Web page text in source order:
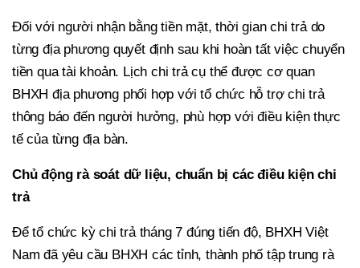
Đối với người nhận bằng tiền mặt, thời gian chi trả do
từng địa phương quyết định sau khi hoàn tất việc chuyển
tiền qua tài khoản. Lịch chi trả cụ thể được cơ quan
BHXH địa phương phối hợp với tổ chức hỗ trợ chi trả
thông báo đến người hưởng, phù hợp với điều kiện thực
tế của từng địa bàn.
Chủ động rà soát dữ liệu, chuẩn bị các điều kiện chi
trả
Để tổ chức kỳ chi trả tháng 7 đúng tiến độ, BHXH Việt
Nam đã yêu cầu BHXH các tỉnh, thành phố tập trung rà